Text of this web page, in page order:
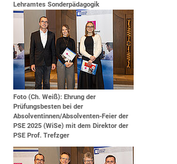
Lehramtes Sonderpädagogik
Foto (Ch. Weiß): Ehrung der
Prüfungsbesten bei der
Absolventinnen/Absolventen-Feier der
PSE 2025 (WiSe) mit dem Direktor der
PSE Prof. Trefzger